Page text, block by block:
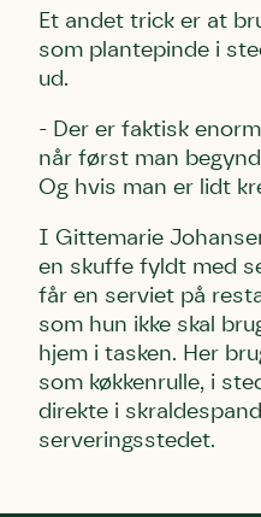
Et andet trick er at
som plantepinde i
ud.
- Der er faktisk
når først man
Og hvis man er lidt
I Gittemarie
en skuffe fyldt med
får en serviet på
som hun ikke skal
hjem i tasken. Her
som køkkenrulle, i
direkte i
serveringsstedet.
Efternavn
Email
Danmarks
kontakte mig med nyt om sagen samt fremtidige
Jeg kan til enhver tid
ved at
Efternavn
Email
Danmarks
kontakte mig med nyt om sagen samt fremtidige
Jeg kan til enhver tid
ved at
Efternavn
Email
Danmarks
kontakte mig med nyt om sagen samt fremtidige
Jeg kan til enhver tid
ved at